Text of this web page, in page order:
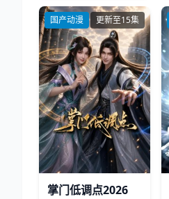
国产动漫 更新至15集
掌门低调点2026